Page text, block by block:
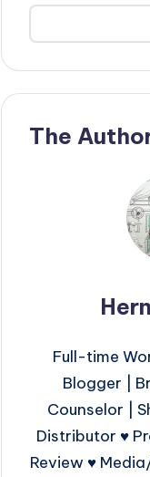
The
Full-time
Blogger |
Counselor |
Distributor ♥
Review ♥